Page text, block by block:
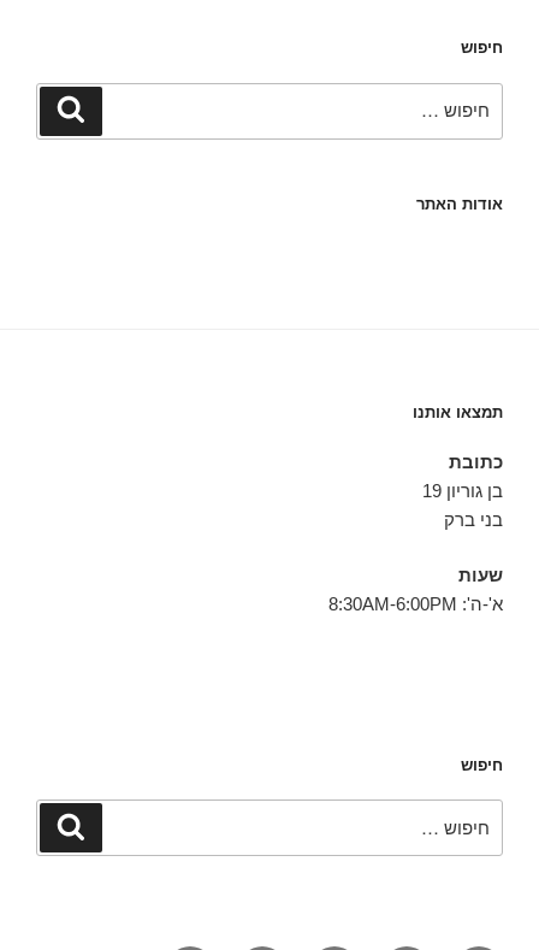
חיפוש
חיפוש
אודות האתר
תמצאו אותנו
כתובת
בן גוריון 19
בני ברק
שעות
א'-ה': 8:30AM-6:00PM
חיפוש
חיפוש